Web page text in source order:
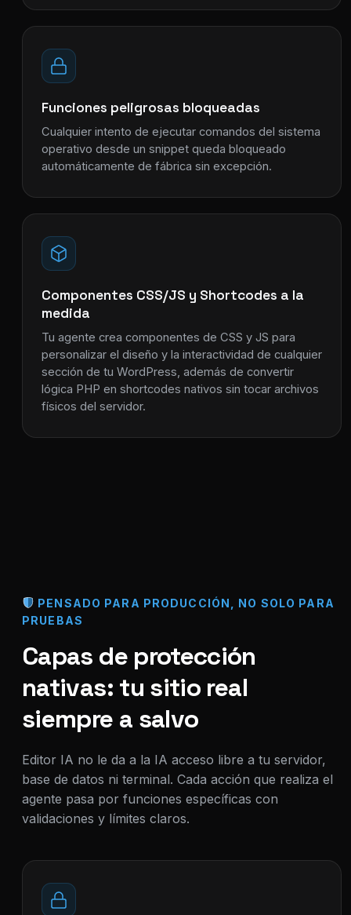
Funciones peligrosas bloqueadas
Cualquier intento de ejecutar comandos del sistema
operativo desde un snippet queda bloqueado
automáticamente de fábrica sin excepción.
Componentes CSS/JS y Shortcodes a la
medida
Tu agente crea componentes de CSS y JS para
personalizar el diseño y la interactividad de cualquier
sección de tu WordPress, además de convertir
lógica PHP en shortcodes nativos sin tocar archivos
físicos del servidor.
PENSADO PARA PRODUCCIÓN, NO SOLO PARA
PRUEBAS
Capas de protección
nativas: tu sitio real
siempre a salvo
Editor IA no le da a la IA acceso libre a tu servidor,
base de datos ni terminal. Cada acción que realiza el
agente pasa por funciones específicas con
validaciones y límites claros.